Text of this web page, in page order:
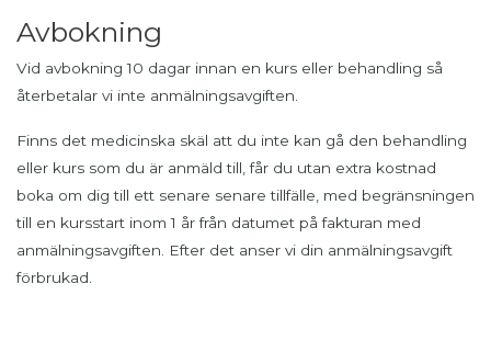
Avbokning
Vid avbokning 10 dagar innan en kurs eller behandling så
återbetalar vi inte anmälningsavgiften.
Finns det medicinska skäl att du inte kan gå den behandling
eller kurs som du är anmäld till, får du utan extra kostnad
boka om dig till ett senare senare tillfälle, med begränsningen
till en kursstart inom 1 år från datumet på fakturan med
anmälningsavgiften. Efter det anser vi din anmälningsavgift
förbrukad.